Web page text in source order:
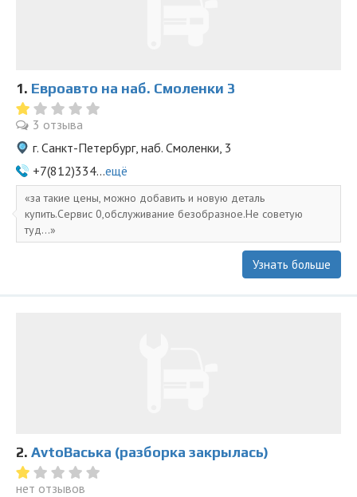
1. Евроавто на наб. Смоленки 3
3 отзыва
г. Санкт-Петербург, наб. Смоленки, 3
+7(812)334...ещё
за такие цены, можно добавить и новую деталь
купить.Сервис 0,обслуживание безобразное.Не советую
туд...
Узнать больше
2. AvtoВаська (разборка закрылась)
нет отзывов